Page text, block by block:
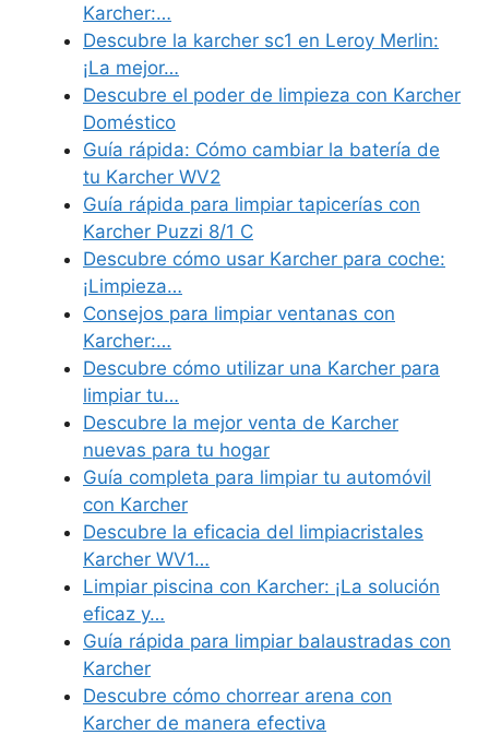
Karcher:…
Descubre la karcher sc1 en Leroy Merlin:
¡La mejor…
Descubre el poder de limpieza con Karcher
Doméstico
Guía rápida: Cómo cambiar la batería de
tu Karcher WV2
Guía rápida para limpiar tapicerías con
Karcher Puzzi 8/1 C
Descubre cómo usar Karcher para coche:
¡Limpieza…
Consejos para limpiar ventanas con
Karcher:…
Descubre cómo utilizar una Karcher para
limpiar tu…
Descubre la mejor venta de Karcher
nuevas para tu hogar
Guía completa para limpiar tu automóvil
con Karcher
Descubre la eficacia del limpiacristales
Karcher WV1…
Limpiar piscina con Karcher: ¡La solución
eficaz y…
Guía rápida para limpiar balaustradas con
Karcher
Descubre cómo chorrear arena con
Karcher de manera efectiva